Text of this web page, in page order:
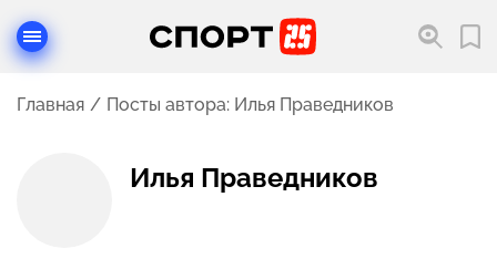
Главная Посты автора: Илья Праведников
Илья Праведников